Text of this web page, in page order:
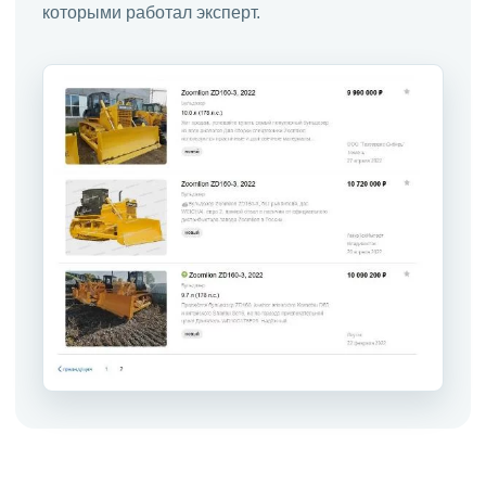
которыми работал эксперт.